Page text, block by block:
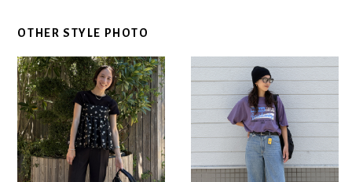
OTHER STYLE PHOTO